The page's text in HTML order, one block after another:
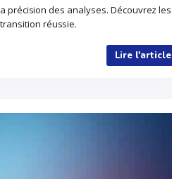
des analyses. Découvrez les
réussie.
Lire l'article